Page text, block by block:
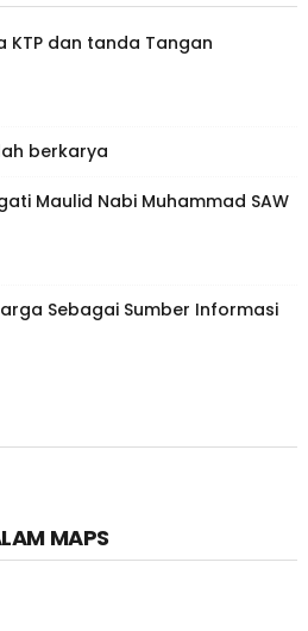
KTP dan tanda Tangan
berkarya
Maulid Nabi Muhammad SAW
Sebagai Sumber Informasi
MAPS